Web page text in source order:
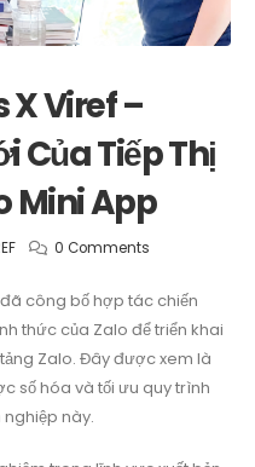
Viref –
Của Tiếp Thị
Mini App
0 Comments
công bố hợp tác chiến
thức của Zalo để triển khai
Zalo. Đây được xem là
số hóa và tối ưu quy trình
này.